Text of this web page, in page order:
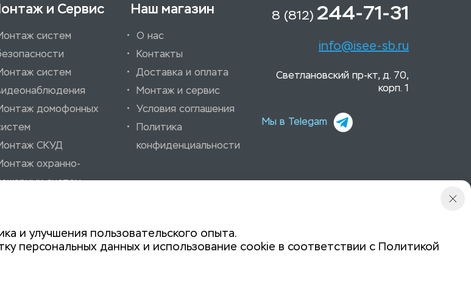
и Сервис
систем
систем
домофонных
СКУД
охранно-
систем
ворот
Наш магазин
О нас
Контакты
Доставка и оплата
Монтаж и сервис
Условия соглашения
Политика
конфиденциальности
8 (812) 244-71-31
info@isee-sb.ru
Светлановский пр-кт, д. 70,
корп. 1
Мы в Telegam
и улучшения пользовательского опыта.
персональных данных и использование cookie в соответствии с Политикой